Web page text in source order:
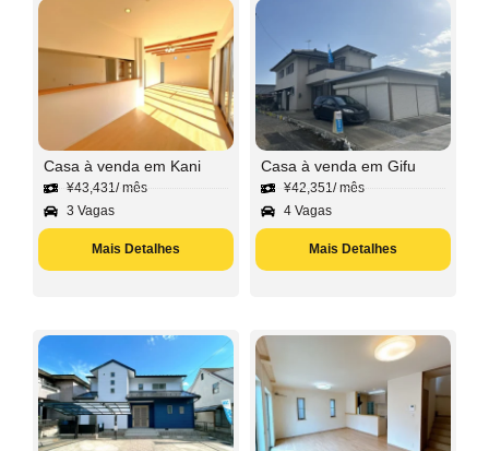
Casa à venda em Kani
¥43,431/ mês
3 Vagas
Mais Detalhes
Casa à venda em Gifu
¥42,351/ mês
4 Vagas
Mais Detalhes